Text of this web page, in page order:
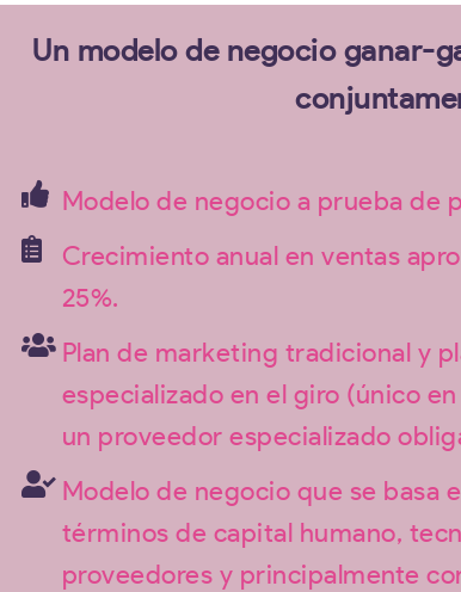
Un modelo de negocio ganar-
Modelo de negocio a prueba de
Crecimiento anual en ventas
25%.
Plan de marketing tradicional y
especializado en el giro (único
un proveedor especializado
Modelo de negocio que se basa
términos de capital humano,
proveedores y principalmente